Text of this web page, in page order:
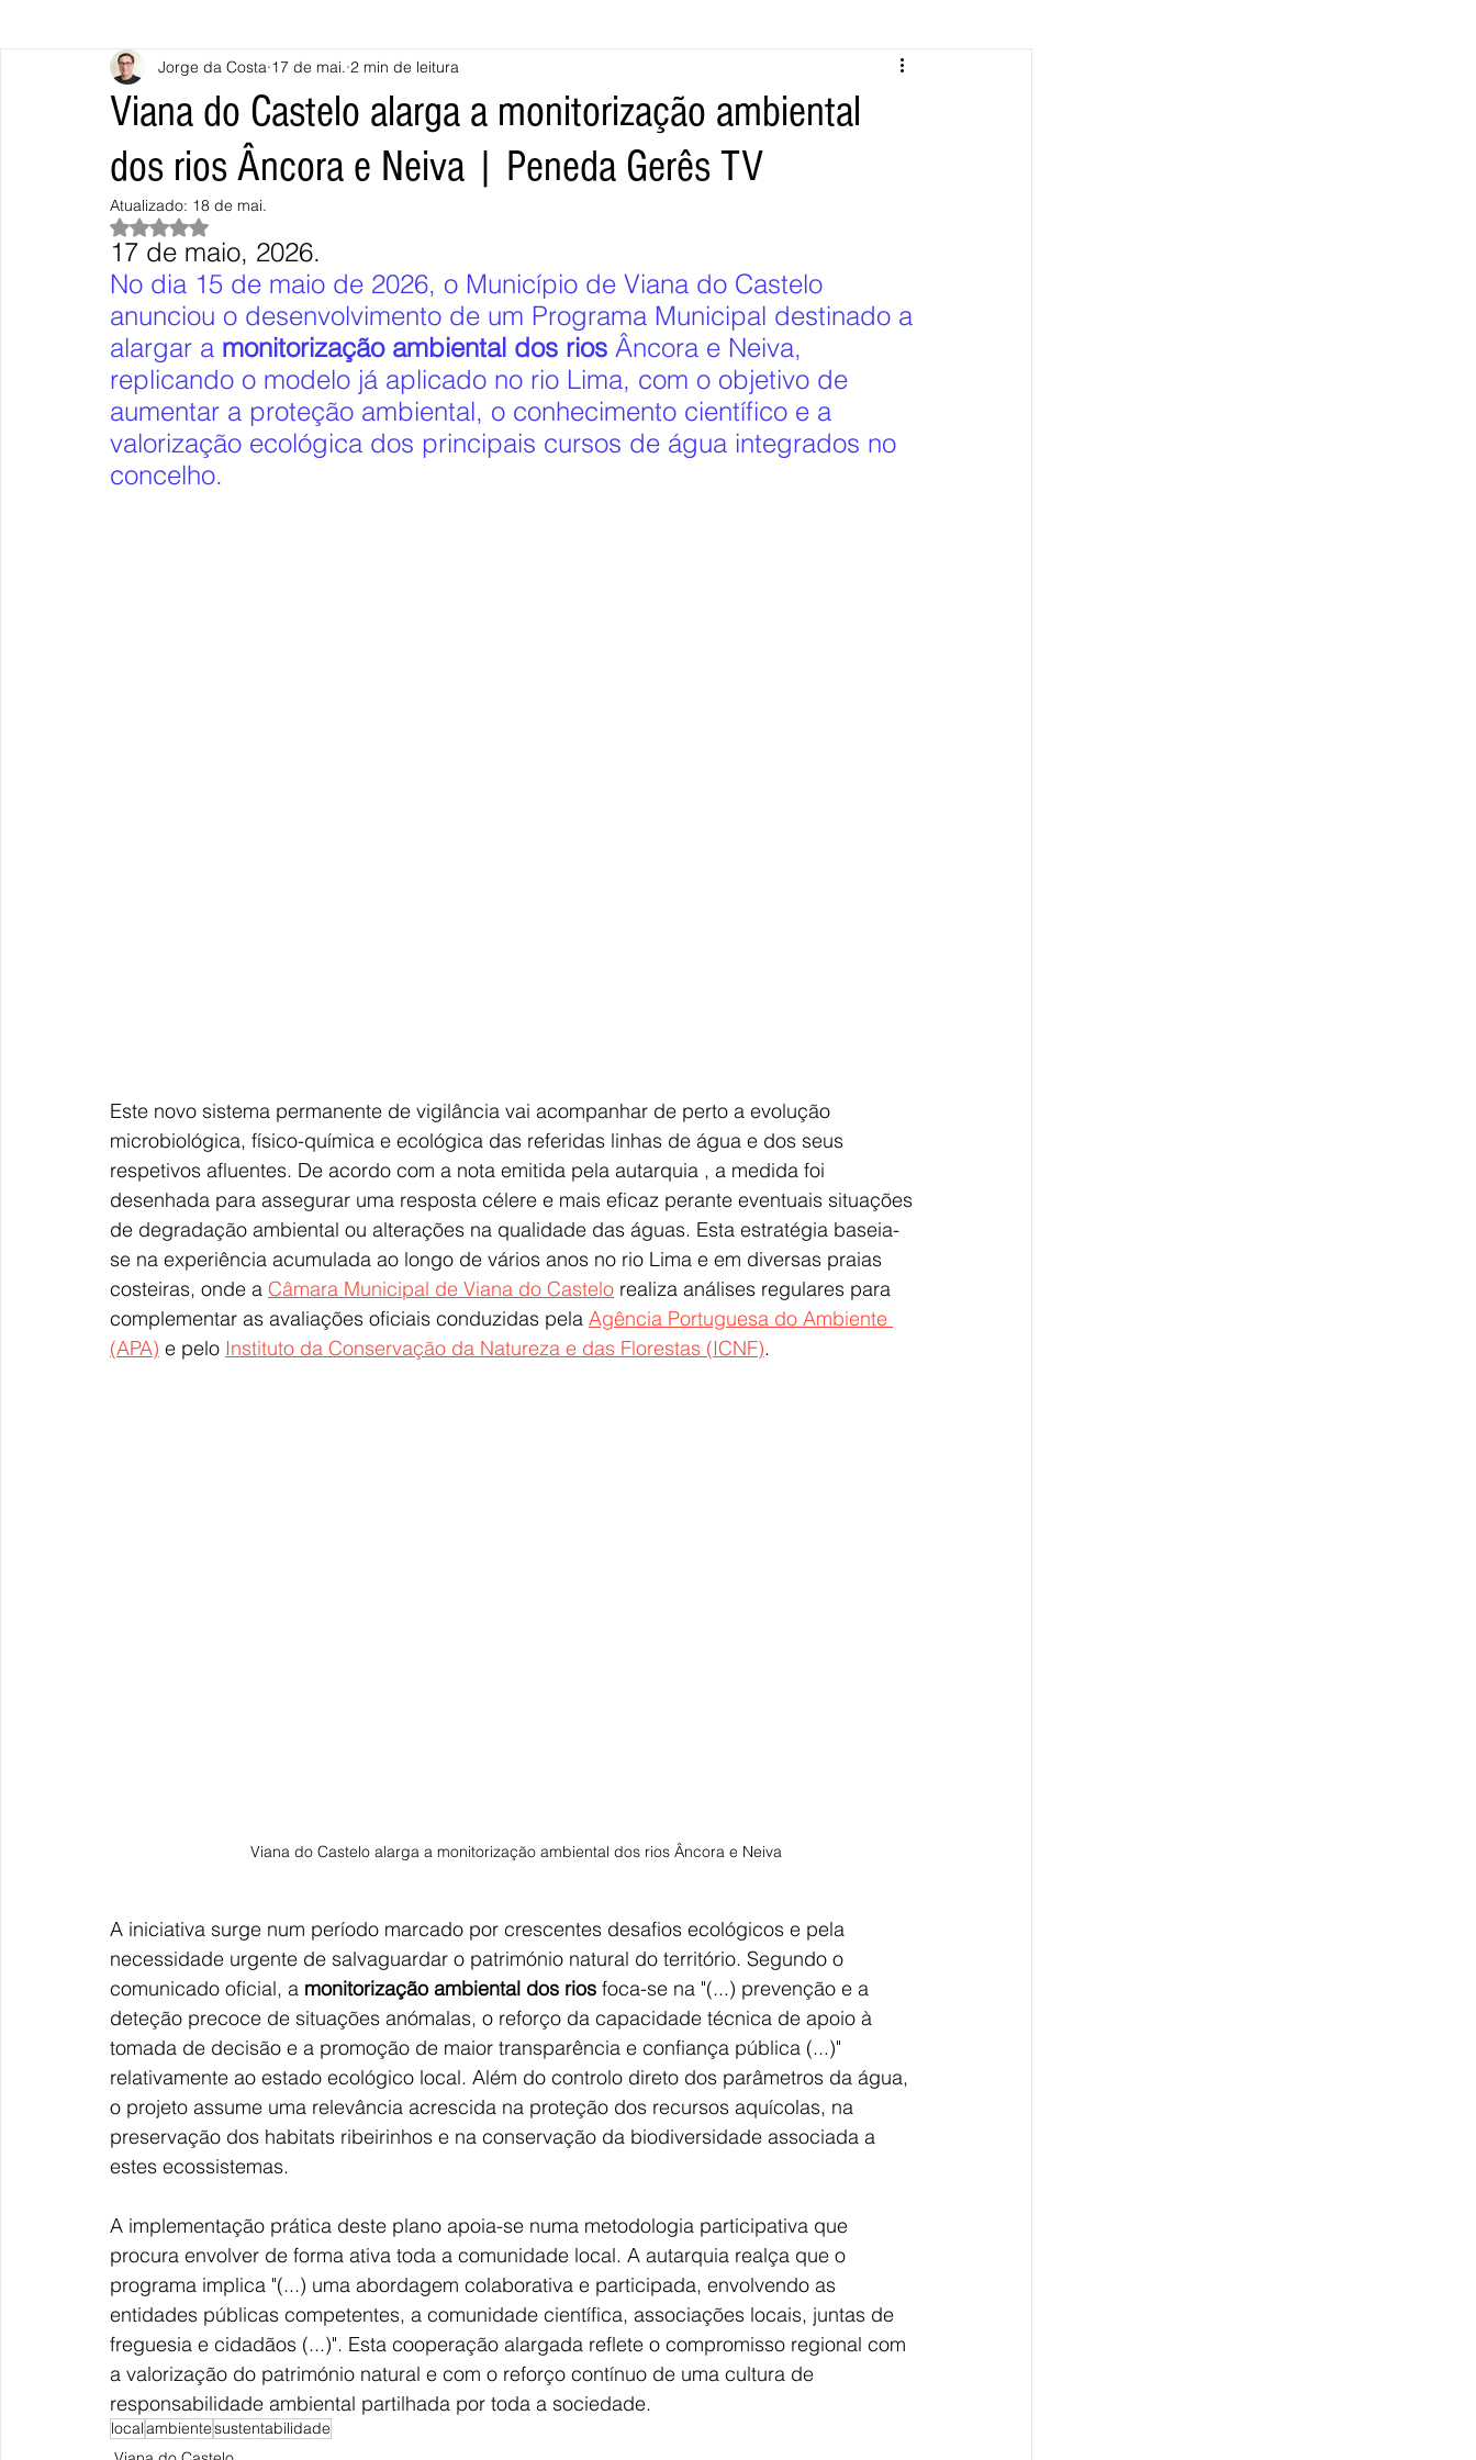
Vila Nova de Cerveira Monção Valença
Terras de Bouro Póvoa de Lanhoso Vieira do Minho Vila Verde Braga Barcelos
União Europeia Eurocidades
Viana do Castelo alarga a monitorização ambiental
dos rios Âncora e Neiva | Peneda Gerês TV
Jorge da Costa 17 de mai. 2 min de leitura
Atualizado: 18 de mai.
Avaliado com NaN de 5 estrelas.
17 de maio, 2026.
No dia 15 de maio de 2026, o Município de Viana do Castelo
anunciou o desenvolvimento de um Programa Municipal destinado a
alargar a monitorização ambiental dos rios Âncora e Neiva,
replicando o modelo já aplicado no rio Lima, com o objetivo de
aumentar a proteção ambiental, o conhecimento científico e a
valorização ecológica dos principais cursos de água integrados no
concelho.
Este novo sistema permanente de vigilância vai acompanhar de perto a evolução
microbiológica, físico-química e ecológica das referidas linhas de água e dos seus
respetivos afluentes. De acordo com a nota emitida pela autarquia , a medida foi
desenhada para assegurar uma resposta célere e mais eficaz perante eventuais situações
de degradação ambiental ou alterações na qualidade das águas. Esta estratégia baseia-
se na experiência acumulada ao longo de vários anos no rio Lima e em diversas praias
costeiras, onde a Câmara Municipal de Viana do Castelo realiza análises regulares para
complementar as avaliações oficiais conduzidas pela Agência Portuguesa do Ambiente
(APA) e pelo Instituto da Conservação da Natureza e das Florestas (ICNF).
Viana do Castelo alarga a monitorização ambiental dos rios Âncora e Neiva
A iniciativa surge num período marcado por crescentes desafios ecológicos e pela
necessidade urgente de salvaguardar o património natural do território. Segundo o
comunicado oficial, a monitorização ambiental dos rios foca-se na "(...) prevenção e a
deteção precoce de situações anómalas, o reforço da capacidade técnica de apoio à
tomada de decisão e a promoção de maior transparência e confiança pública (...)"
relativamente ao estado ecológico local. Além do controlo direto dos parâmetros da água,
o projeto assume uma relevância acrescida na proteção dos recursos aquícolas, na
preservação dos habitats ribeirinhos e na conservação da biodiversidade associada a
estes ecossistemas.
A implementação prática deste plano apoia-se numa metodologia participativa que
procura envolver de forma ativa toda a comunidade local. A autarquia realça que o
programa implica "(...) uma abordagem colaborativa e participada, envolvendo as
entidades públicas competentes, a comunidade científica, associações locais, juntas de
freguesia e cidadãos (...)". Esta cooperação alargada reflete o compromisso regional com
a valorização do património natural e com o reforço contínuo de uma cultura de
responsabilidade ambiental partilhada por toda a sociedade.
localambientesustentabilidade